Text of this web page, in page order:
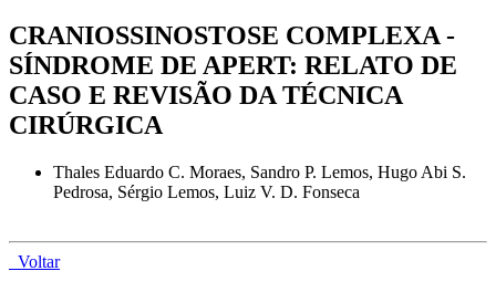
CRANIOSSINOSTOSE COMPLEXA -
SÍNDROME DE APERT: RELATO DE
CASO E REVISÃO DA TÉCNICA
CIRÚRGICA
Thales Eduardo C. Moraes, Sandro P. Lemos, Hugo Abi S.
Pedrosa, Sérgio Lemos, Luiz V. D. Fonseca
Voltar